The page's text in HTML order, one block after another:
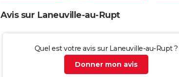
Avis sur Laneuville-au-Rupt
Quel est votre avis sur Laneuville-au-Rupt ?
Donner mon avis